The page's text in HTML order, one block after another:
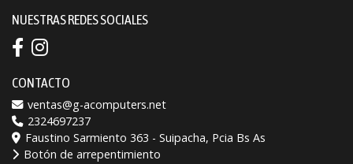
NUESTRAS REDES SOCIALES
CONTACTO
ventas@g-acomputers.net
2324697237
Faustino Sarmiento 363 - Suipacha, Pcia Bs As
Botón de arrepentimiento